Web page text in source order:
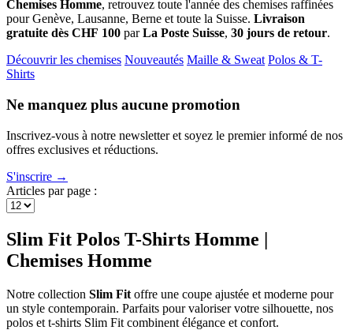
Chemises Homme, retrouvez toute l'année des chemises raffinées
pour Genève, Lausanne, Berne et toute la Suisse. Livraison
gratuite dès CHF 100 parLa Poste Suisse, 30 jours de retour.
Découvrir les chemises Nouveautés Maille & Sweat Polos & T-
Shirts
Ne manquez plus aucune promotion
Inscrivez-vous à notre newsletter et soyez le premier informé de nos
offres exclusives et réductions.
S'inscrire →
Articles par page :
Slim Fit Polos T-Shirts Homme |
Chemises Homme
Notre collection Slim Fit offre une coupe ajustée et moderne pour
un style contemporain. Parfaits pour valoriser votre silhouette, nos
polos et t-shirts Slim Fit combinent élégance et confort.